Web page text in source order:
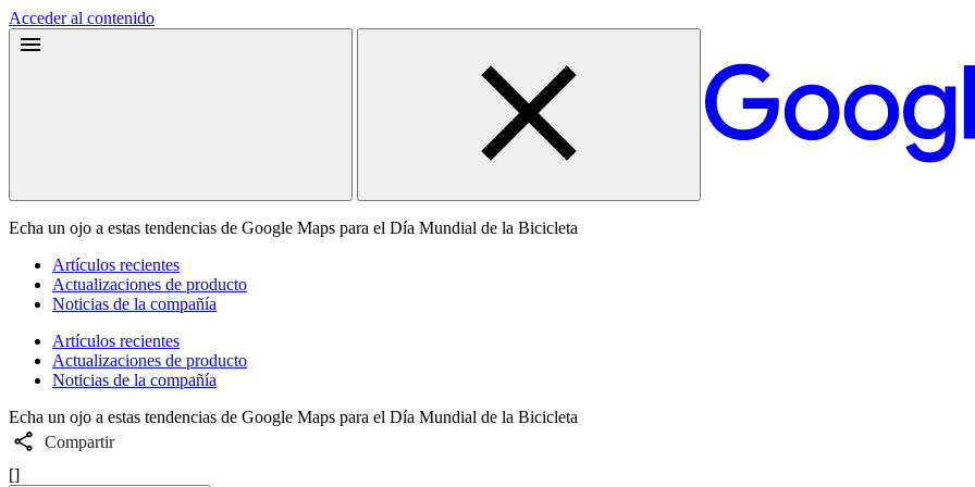
Acceder al contenido
Echa un ojo a estas tendencias de Google Maps para el Día Mundial de la Bicicleta
Artículos recientes
Actualizaciones de producto
Noticias de la compañía
Artículos recientes
Actualizaciones de producto
Noticias de la compañía
Echa un ojo a estas tendencias de Google Maps para el Día Mundial de la Bicicleta
Compartir
[]